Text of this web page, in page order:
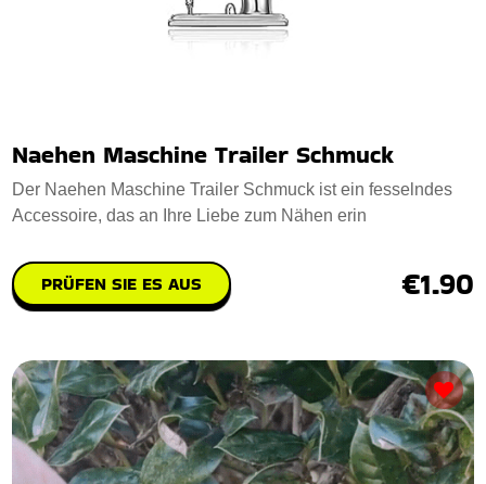
Naehen Maschine Trailer Schmuck
Der Naehen Maschine Trailer Schmuck ist ein fesselndes
Accessoire, das an Ihre Liebe zum Nähen erin
PRÜFEN SIE ES AUS €1.90